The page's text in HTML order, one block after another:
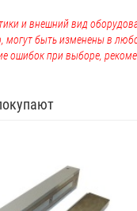
и внешний вид
могут быть изменены в
ошибок при выборе,